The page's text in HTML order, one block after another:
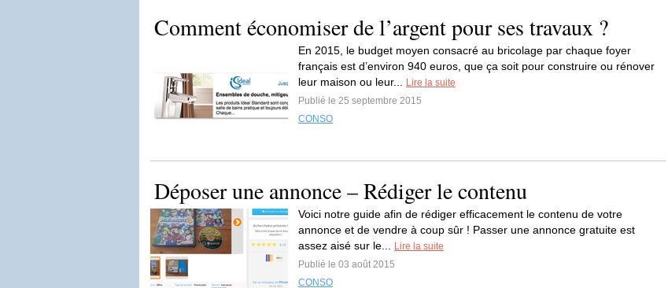
Comment économiser de l’argent pour ses travaux ?
En 2015, le budget moyen consacré au bricolage par chaque foyer
français est d’environ 940 euros, que ça soit pour construire ou rénover
leur maison ou leur...
Lire la suite
Publié le 25 septembre 2015
CONSO
Déposer une annonce – Rédiger le contenu
Voici notre guide afin de rédiger efficacement le contenu de votre
annonce et de vendre à coup sûr ! Passer une annonce gratuite est
assez aisé sur le...
Lire la suite
Publié le 03 août 2015
CONSO